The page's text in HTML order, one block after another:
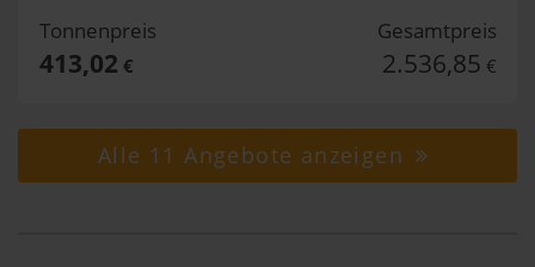
Tonnenpreis
413,02 €
Gesamtpreis
2.536,85 €
Alle 11 Angebote anzeigen